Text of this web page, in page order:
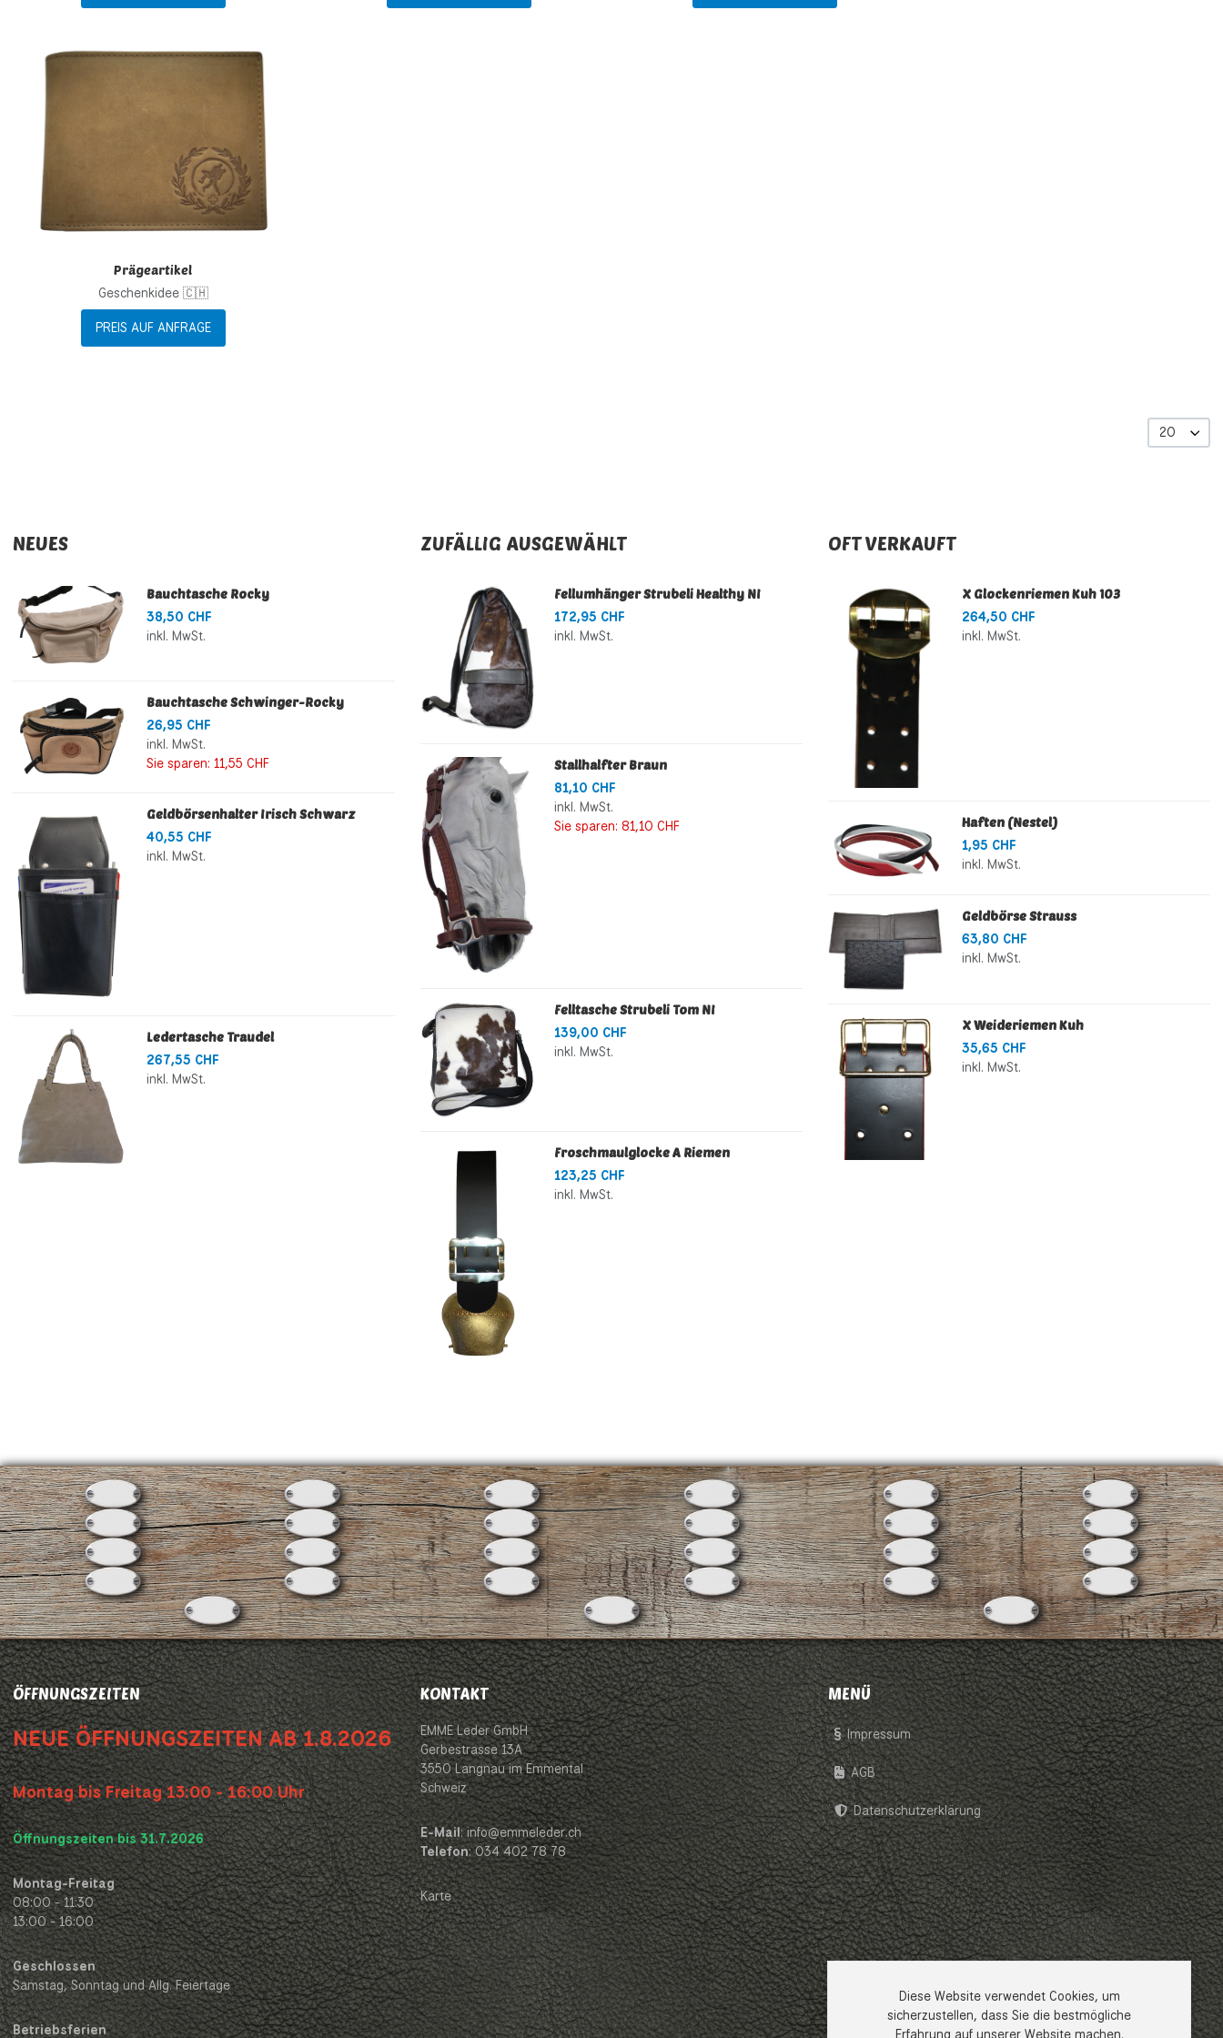
Prägeartikel
Geschenkidee 🇨🇭
PREIS AUF ANFRAGE
20
NEUES
Bauchtasche Rocky
38,50 CHF
inkl. MwSt.
Bauchtasche Schwinger-Rocky
26,95 CHF
inkl. MwSt.
Sie sparen: 11,55 CHF
Geldbörsenhalter Irisch Schwarz
40,55 CHF
inkl. MwSt.
Ledertasche Traudel
267,55 CHF
inkl. MwSt.
ZUFÄLLIG AUSGEWÄHLT
Fellumhänger Strubeli Healthy NI
172,95 CHF
inkl. MwSt.
Stallhalfter Braun
81,10 CHF
inkl. MwSt.
Sie sparen: 81,10 CHF
Felltasche Strubeli Tom NI
139,00 CHF
inkl. MwSt.
Froschmaulglocke A Riemen
123,25 CHF
inkl. MwSt.
OFT VERKAUFT
X Glockenriemen Kuh 103
264,50 CHF
inkl. MwSt.
Haften (Nestel)
1,95 CHF
inkl. MwSt.
Geldbörse Strauss
63,80 CHF
inkl. MwSt.
X Weideriemen Kuh
35,65 CHF
inkl. MwSt.
ÖFFNUNGSZEITEN
NEUE ÖFFNUNGSZEITEN AB 1.8.2026
Montag bis Freitag 13:00 - 16:00 Uhr
Öffnungszeiten bis 31.7.2026
Montag-Freitag
08:00 - 11:30
13:00 - 16:00
Geschlossen
Samstag, Sonntag und Allg. Feiertage
Betriebsferien
KONTAKT
EMME Leder GmbH
Gerbestrasse 13A
3550 Langnau im Emmental
Schweiz
E-Mail: info@emmeleder.ch
Telefon: 034 402 78 78
Karte
MENÜ
Impressum
AGB
Datenschutzerklärung
Diese Website verwendet Cookies, um
sicherzustellen, dass Sie die bestmögliche
Erfahrung auf unserer Website machen.